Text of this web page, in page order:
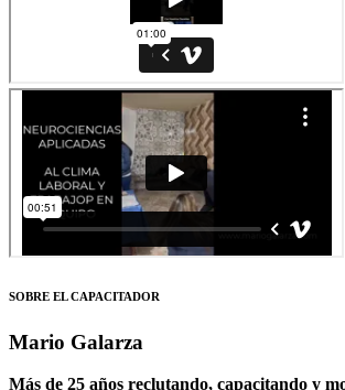
SOBRE EL CAPACITADOR
Mario Galarza
Más de 25 años reclutando, capacitando y